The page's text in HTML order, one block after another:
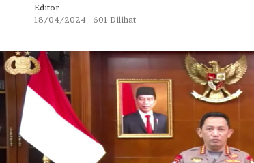
Editor
18/04/2024
601 Dilihat